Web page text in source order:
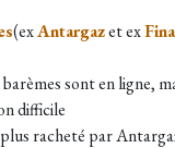
(exAntargazet ex
barèmes sont en ligne,
difficile
racheté par